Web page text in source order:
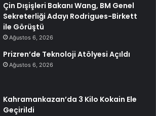
Çin Dışişleri Bakanı Wang, BM Genel
Sekreterliği Adayı Rodrigues-Birkett
ile Görüştü
Ağustos 6, 2026
Prizren’de Teknoloji Atölyesi Açıldı
Ağustos 6, 2026
Kahramankazan’da 3 Kilo Kokain Ele
Geçirildi